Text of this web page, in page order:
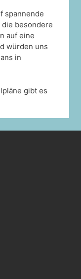
spannende
besondere
auf eine
würden uns
in
gibt es